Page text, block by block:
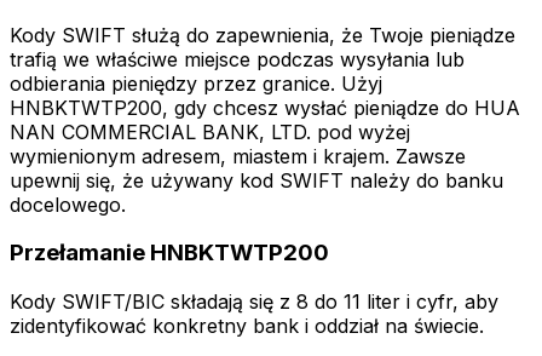
Kody SWIFT służą do zapewnienia, że Twoje pieniądze
trafią we właściwe miejsce podczas wysyłania lub
odbierania pieniędzy przez granice. Użyj
HNBKTWTP200, gdy chcesz wysłać pieniądze do HUA
NAN COMMERCIAL BANK, LTD. pod wyżej
wymienionym adresem, miastem i krajem. Zawsze
upewnij się, że używany kod SWIFT należy do banku
docelowego.
Przełamanie HNBKTWTP200
Kody SWIFT/BIC składają się z 8 do 11 liter i cyfr, aby
zidentyfikować konkretny bank i oddział na świecie.